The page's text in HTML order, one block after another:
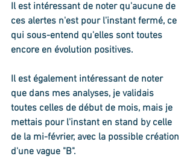
Il est intéressant de noter qu'aucune de
ces alertes n'est pour l'instant fermé, ce
qui sous-entend qu'elles sont toutes
encore en évolution positives.
Il est également intéressant de noter
que dans mes analyses, je validais
toutes celles de début de mois, mais je
mettais pour l'instant en stand by celle
de la mi-février, avec la possible création
d'une vague "B".